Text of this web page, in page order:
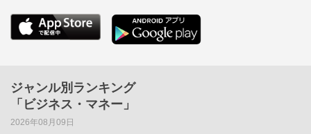
ジャンル別ランキング
「ビジネス・マネー」
2026年08月09日